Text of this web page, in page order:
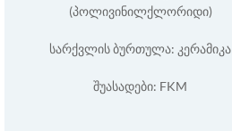
(პოლივინილქლორიდი)
სარქვლის ბურთულა: კერამიკა
შუასადები: FKM